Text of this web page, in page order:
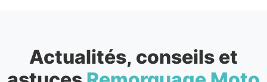
Actualités, conseils et